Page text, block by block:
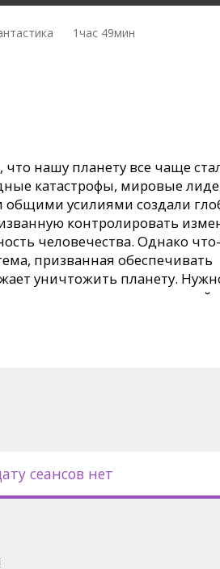
1час 49мин
нашу планету все чаще
катастрофы, мировые
общими усилиями создали
контролировать
человечества. Однако
призванная обеспечивать
уничтожить планету.
прежде чем опустошающий
сеансов нет